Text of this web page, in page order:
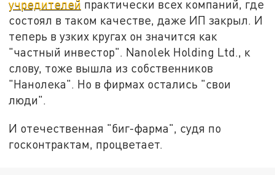
учредителей практически всех компаний, где
состоял в таком качестве, даже ИП закрыл. И
теперь в узких кругах он значится как
"частный инвестор". Nanolek Holding Ltd., к
слову, тоже вышла из собственников
"Нанолека". Но в фирмах остались "свои
люди".
И отечественная "биг-фарма", судя по
госконтрактам, процветает.